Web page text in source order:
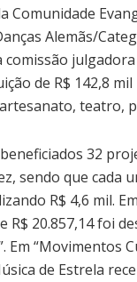
Comunidade
Alemãs/
comissão
de R$ 142,8
teatro,
32
sendo que cada
R$ 4,6 mil.
R$ 20.857,14 foi
Em “Movimentos
de Estrela